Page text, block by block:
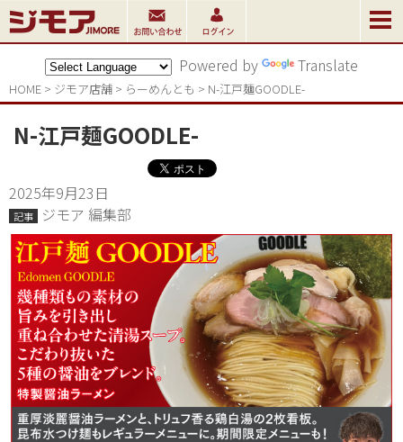
Powered by Translate
HOME > ジモア店舗 > らーめんとも > N-江戸麺GOODLE-
N-江戸麺GOODLE-
2025年9月23日
記事 ジモア 編集部